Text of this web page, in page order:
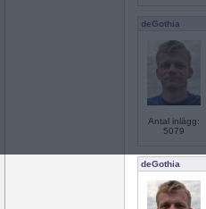
deGothia
Antal inlägg:
5079
deGothia